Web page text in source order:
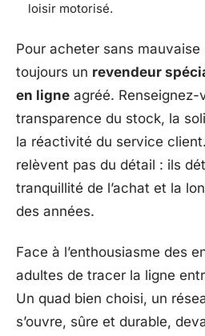
loisir motorisé.
Pour acheter sans
toujours un revendeur
en ligne agréé. Renseignez-
transparence du stock, la
la réactivité du service
relèvent pas du détail : ils
tranquillité de l’achat et la
des années.
Face à l’enthousiasme des
adultes de tracer la ligne
Un quad bien choisi, un
s’ouvre, sûre et durable,